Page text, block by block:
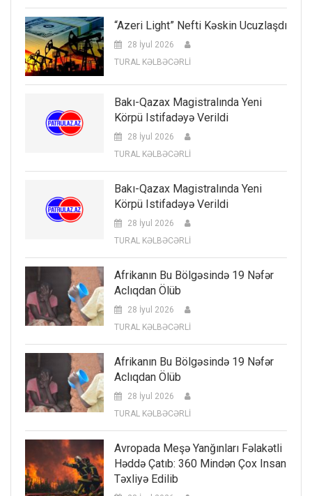
“Azeri Light” Nefti Kəskin Ucuzlaşdı
28 İyul 2026
TURAL KƏLBƏCƏRLİ
Bakı-Qazax Magistralında Yeni
Körpü Istifadəyə Verildi
28 İyul 2026
TURAL KƏLBƏCƏRLİ
Bakı-Qazax Magistralında Yeni
Körpü Istifadəyə Verildi
28 İyul 2026
TURAL KƏLBƏCƏRLİ
Afrikanın Bu Bölgəsində 19 Nəfər
Aclıqdan Ölüb
28 İyul 2026
TURAL KƏLBƏCƏRLİ
Afrikanın Bu Bölgəsində 19 Nəfər
Aclıqdan Ölüb
28 İyul 2026
TURAL KƏLBƏCƏRLİ
Avropada Meşə Yanğınları Fəlakətli
Həddə Çatıb: 360 Mindən Çox Insan
Təxliyə Edilib